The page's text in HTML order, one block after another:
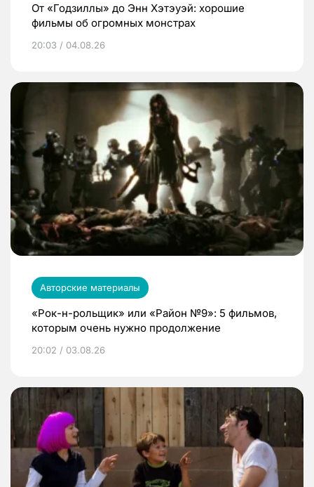
От «Годзиллы» до Энн Хэтэуэй: хорошие
фильмы об огромных монстрах
20:03 / 04.08.26
Авторские материалы
«Рок-н-рольщик» или «Район №9»: 5 фильмов,
которым очень нужно продолжение
20:02 / 03.08.26